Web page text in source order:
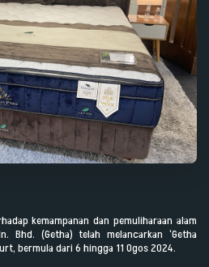
kemampanandan pemuliharaan alam
Bhd. (Getha) telah melancarkan ‘Getha
bermula dari 6 hingga 11 Ogos 2024.